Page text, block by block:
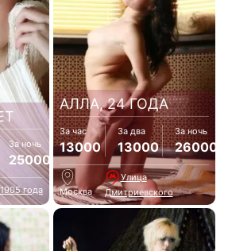
За ночь
25000
года
АЛЛА, 24 ГОДА
За час
13000
За два
13000
За ночь
26000
Москва
Улица
Дмитриевского